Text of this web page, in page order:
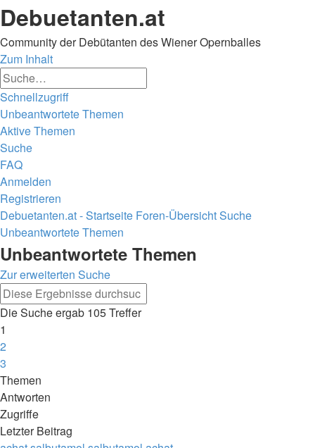
Debuetanten.at
Community der Debütanten des Wiener Opernballes
Zum Inhalt
Schnellzugriff
Unbeantwortete Themen
Aktive Themen
Suche
FAQ
Anmelden
Registrieren
Debuetanten.at - Startseite Foren-ÜbersichtSuche
Unbeantwortete Themen
Suche
Unbeantwortete Themen
Zur erweiterten Suche
Die Suche ergab 105 Treffer
1
2
3
Nächste
Themen
Antworten
Zugriffe
Letzter Beitrag